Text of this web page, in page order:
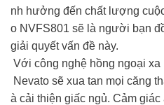
nh hưởng đến chất lượng
o NVFS801 sẽ là người bạn
giải quyết vấn đề này.
Với công nghệ hồng ngoại
Nevato sẽ xua tan mọi căng
à cải thiện giấc ngủ. Cảm